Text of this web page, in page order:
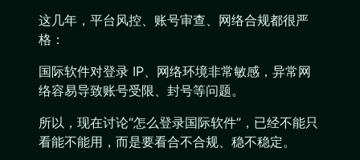
这几年，平台风控、账号审查、网络合规都很严
格：
国际软件对登录 IP、网络环境非常敏感，异常网
络容易导致账号受限、封号等问题。
所以，现在讨论“怎么登录国际软件”，已经不能只
看能不能用，而是要看合不合规、稳不稳定。